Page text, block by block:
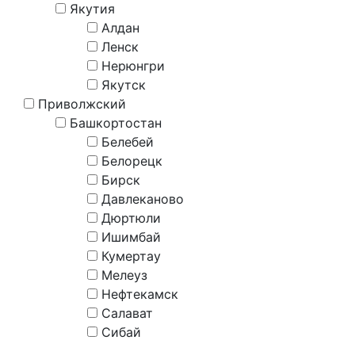
Якутия
Алдан
Ленск
Нерюнгри
Якутск
Приволжский
Башкортостан
Белебей
Белорецк
Бирск
Давлеканово
Дюртюли
Ишимбай
Кумертау
Мелеуз
Нефтекамск
Салават
Сибай